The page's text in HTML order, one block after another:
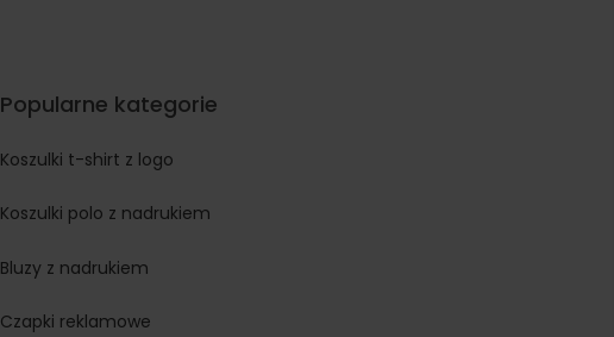
Popularne kategorie
Koszulki t-shirt z logo
Koszulki polo z nadrukiem
Bluzy z nadrukiem
Czapki reklamowe